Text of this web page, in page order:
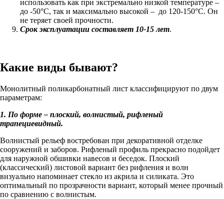
использовать как при экстремально низкой температуре –
до -50°С, так и максимально высокой – до 120-150°С. Он
не теряет своей прочности.
Срок эксплуатации составляет 10-15 лет.
Какие виды бывают?
Монолитный поликарбонатный лист классифицируют по двум
параметрам:
1. По форме – плоский, волнистый, рифленый
трапециевидный.
Волнистый рельеф востребован при декоративной отделке
сооружений и заборов. Рифленый профиль прекрасно подойдет
для наружной обшивки навесов и беседок. Плоский
(классический) листовой вариант без рифления и волн
визуально напоминает стекло из акрила и силиката. Это
оптимальный по прозрачности вариант, который менее прочный
по сравнению с волнистым.